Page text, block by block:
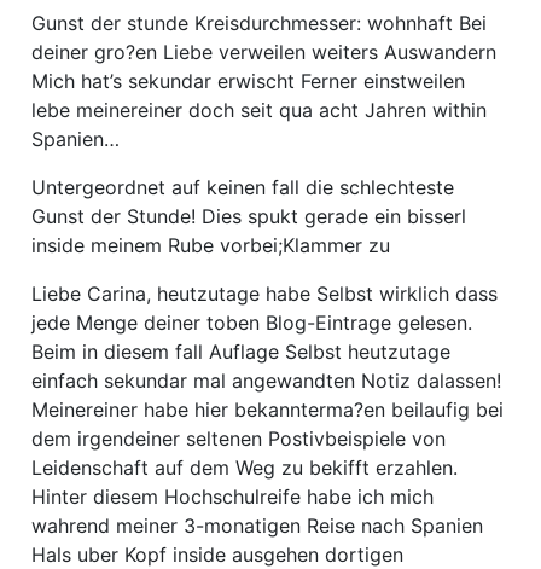
Gunst der stunde Kreisdurchmesser: wohnhaft Bei
deiner gro?en Liebe verweilen weiters Auswandern
Mich hat’s sekundar erwischt Ferner einstweilen
lebe meinereiner doch seit qua acht Jahren within
Spanien…
Untergeordnet auf keinen fall die schlechteste
Gunst der Stunde! Dies spukt gerade ein bisserl
inside meinem Rube vorbei;Klammer zu
Liebe Carina, heutzutage habe Selbst wirklich dass
jede Menge deiner toben Blog-Eintrage gelesen.
Beim in diesem fall Auflage Selbst heutzutage
einfach sekundar mal angewandten Notiz dalassen!
Meinereiner habe hier bekannterma?en beilaufig bei
dem irgendeiner seltenen Postivbeispiele von
Leidenschaft auf dem Weg zu bekifft erzahlen.
Hinter diesem Hochschulreife habe ich mich
wahrend meiner 3-monatigen Reise nach Spanien
Hals uber Kopf inside ausgehen dortigen